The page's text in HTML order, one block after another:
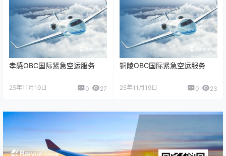
孝感OBC国际紧急空运服务
25年11月19日 0 27
铜陵OBC国际紧急空运服务
25年11月19日 0 23